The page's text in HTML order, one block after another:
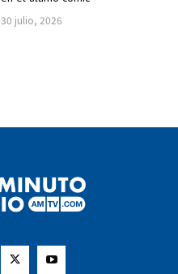
30 julio, 2026